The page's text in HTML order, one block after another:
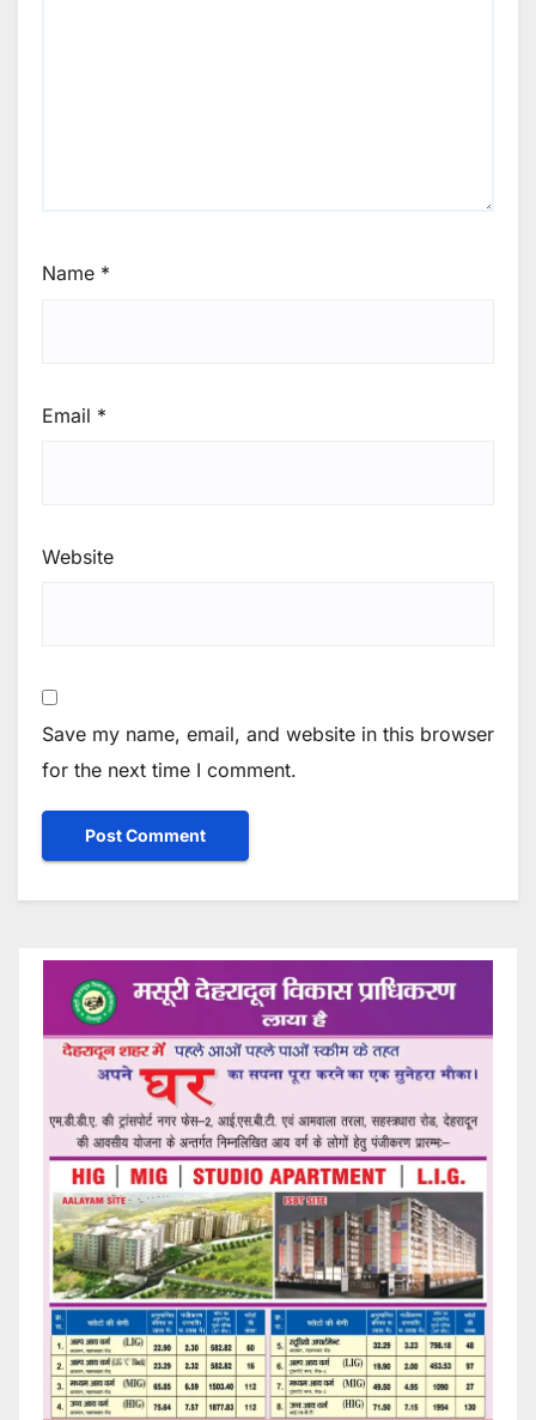
Name *
Email *
Website
Save my name, email, and website in this browser
for the next time I comment.